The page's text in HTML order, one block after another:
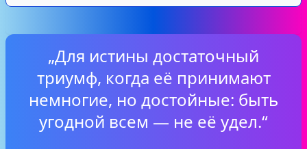
„Для истины достаточный
триумф, когда её принимают
немногие, но достойные: быть
угодной всем — не её удел.“